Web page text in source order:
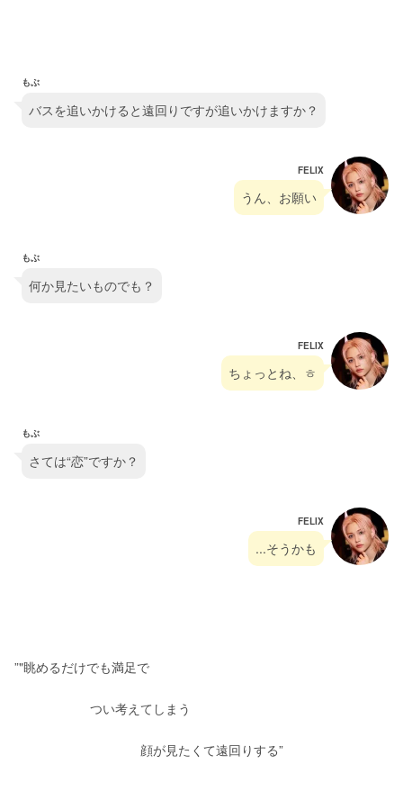
もぶ
バスを追いかけると遠回りですが追いかけますか？
FELIX
うん、お願い
もぶ
何か見たいものでも？
FELIX
ちょっとね、ㅎ
もぶ
さては“恋”ですか？
FELIX
...そうかも
”"眺めるだけでも満足で
つい考えてしまう
顔が見たくて遠回りする”